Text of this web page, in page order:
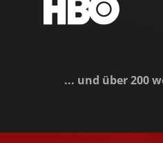
... und über 200